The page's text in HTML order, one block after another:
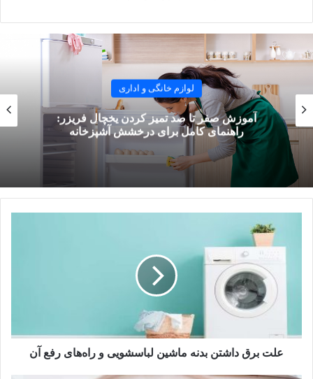
جلوگیری از بوی نامطبوع؛
حفظ بهداشت لباس‌ها و تمیزی بیشتر آن‌ها.
ماشین لباسشویی تمیز بهتر کار می‌کند و در نتیجه، مصرف انرژی آن
هم بهینه می‌شود. زمانی که دستگاه پر از رسوب و جرم است،
سخت‌تر کار می‌کند و مصرف آب و برق بیشتر می‌شود.
مواد مورد نیاز برای تمیز کردن
لوازم خانگی و اداری
آموزش صفر تا صد تمیز کردن یخچال فریزر:
راهنمای کامل برای درخشش آشپزخانه
علت برق داشتن بدنه ماشین لباسشویی و راه‌های رفع آن